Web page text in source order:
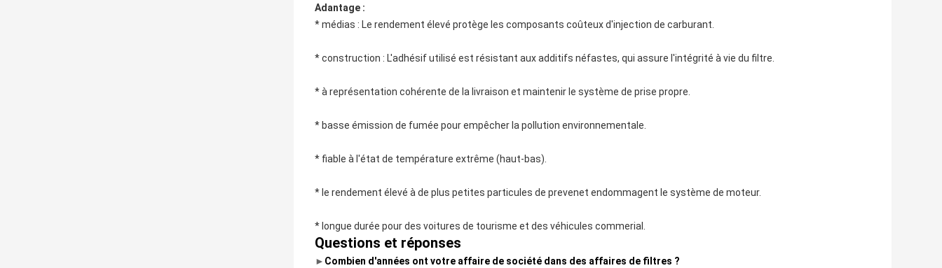
Adantage :
* médias : Le rendement élevé protège les composants coûteux d'injection de carburant.
* construction : L'adhésif utilisé est résistant aux additifs néfastes, qui assure l'intégrité à vie du filtre.
* à représentation cohérente de la livraison et maintenir le système de prise propre.
* basse émission de fumée pour empêcher la pollution environnementale.
* fiable à l'état de température extrême (haut-bas).
* le rendement élevé à de plus petites particules de prevenet endommagent le système de moteur.
* longue durée pour des voitures de tourisme et des véhicules commerial.
Questions et réponses
► Combien d'années ont votre affaire de société dans des affaires de filtres ?